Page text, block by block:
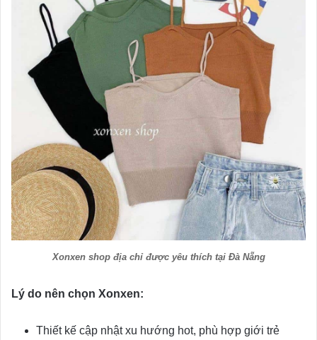
Xonxen shop địa chỉ được yêu thích tại Đà Nẵng
Lý do nên chọn Xonxen:
Thiết kế cập nhật xu hướng hot, phù hợp giới trẻ